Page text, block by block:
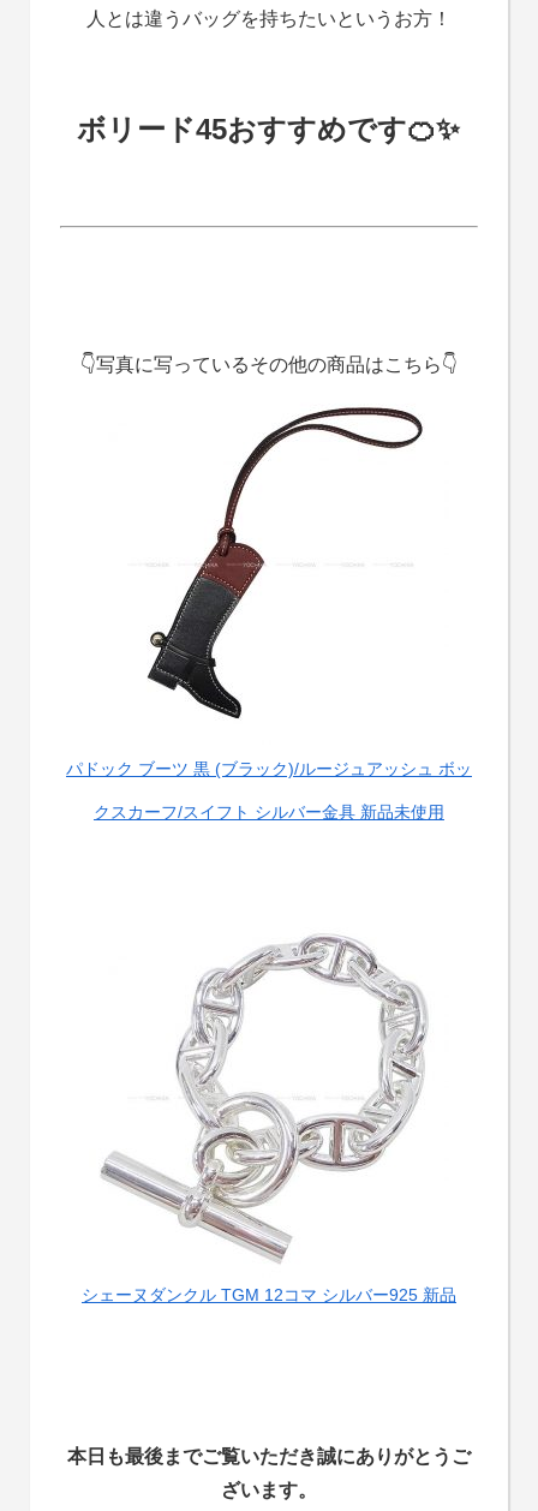
人とは違うバッグを持ちたいというお方！
ボリード45おすすめです🍊✨
👇写真に写っているその他の商品はこちら👇
パドック ブーツ 黒 (ブラック)/ルージュアッシュ ボッ
クスカーフ/スイフト シルバー金具 新品未使用
シェーヌダンクル TGM 12コマ シルバー925 新品
本日も最後までご覧いただき誠にありがとうご
ざいます。